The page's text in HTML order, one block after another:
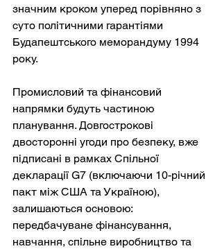
значним кроком уперед порівняно з
суто політичними гарантіями
Будапештського меморандуму 1994
року.
Промисловий та фінансовий
напрямки будуть частиною
планування. Довгострокові
двосторонні угоди про безпеку, вже
підписані в рамках Спільної
декларації G7 (включаючи 10-річний
пакт між США та Україною),
залишаються основою:
передбачуване фінансування,
навчання, спільне виробництво та